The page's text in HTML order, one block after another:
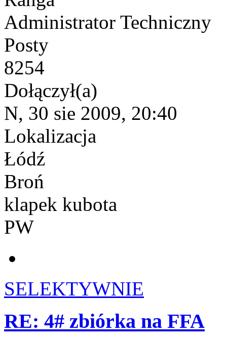
Administrator Techniczny
Posty
8254
Dołączył(a)
N, 30 sie 2009, 20:40
Lokalizacja
Łódź
Broń
klapek kubota
PW
SELEKTYWNIE
RE: 4# zbiórka na FFA